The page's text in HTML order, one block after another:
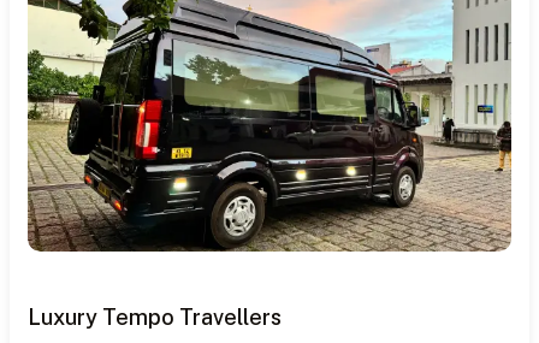
Luxury Tempo Travellers